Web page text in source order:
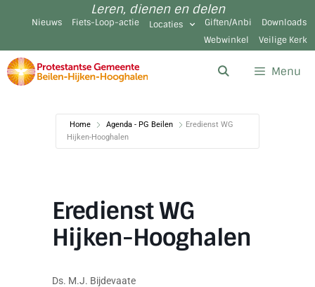
Leren, dienen en delen
Nieuws Fiets-Loop-actie Locaties Giften/Anbi
Downloads
Webwinkel
Veilige Kerk
Menu
Home Agenda - PG Beilen
Eredienst WG
Hijken-Hooghalen
Eredienst WG
Hijken-Hooghalen
Ds. M.J. Bijdevaate